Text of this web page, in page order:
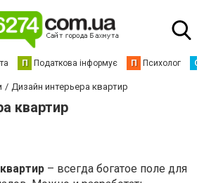
П Податкова інформує П Психолог С
Дизайн интерьера квартир
квартир
– всегда богатое поле для